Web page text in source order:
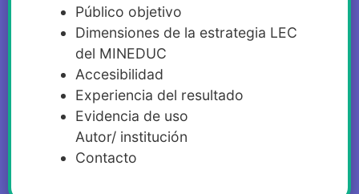
Público objetivo
Dimensiones de la estrategia LEC
del MINEDUC
Accesibilidad
Experiencia del resultado
Evidencia de uso
Autor/ institución
Contacto